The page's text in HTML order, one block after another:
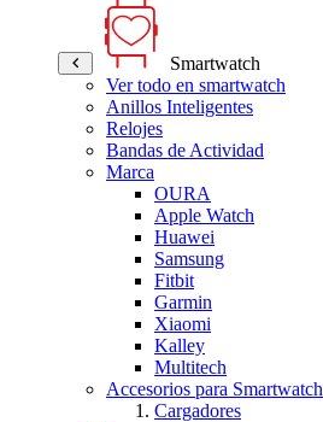
Smartwatch
Ver todo en smartwatch
Anillos Inteligentes
Relojes
Bandas de Actividad
Marca
OURA
Apple Watch
Huawei
Samsung
Fitbit
Garmin
Xiaomi
Kalley
Multitech
Accesorios para Smartwatch
Cargadores